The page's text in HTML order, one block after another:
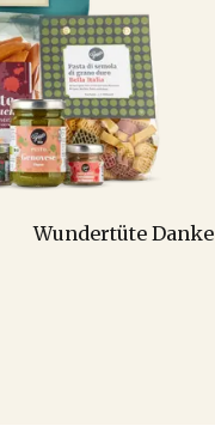
Wundertüte Danke